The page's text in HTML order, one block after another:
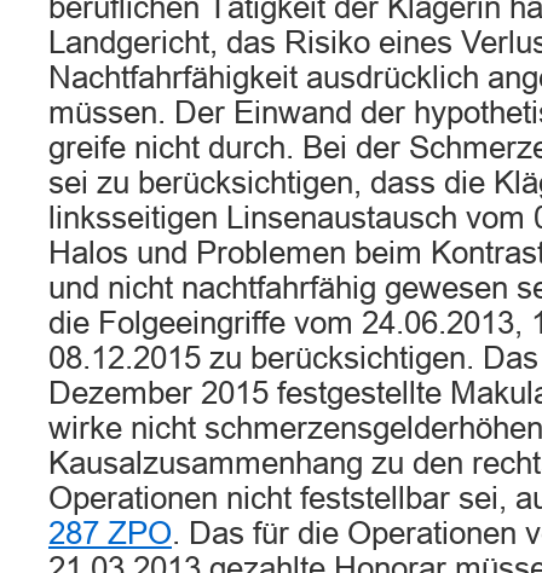
beruflichen Tätigkeit der Klägerin
Landgericht, das Risiko eines
Nachtfahrfähigkeit ausdrücklich
müssen. Der Einwand der
greife nicht durch. Bei der
sei zu berücksichtigen, dass die
linksseitigen Linsenaustausch vom
Halos und Problemen beim
und nicht nachtfahrfähig gewesen
die Folgeeingriffe vom 24.06.2013,
08.12.2015 zu berücksichtigen.
Dezember 2015 festgestellte
wirke nicht
Kausalzusammenhang zu den
Operationen nicht feststellbar sei,
287 ZPO. Das für die Operationen